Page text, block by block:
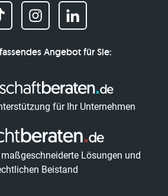
Angebot für Sie:
für Ihr Unternehmen
Lösungen und
Beistand